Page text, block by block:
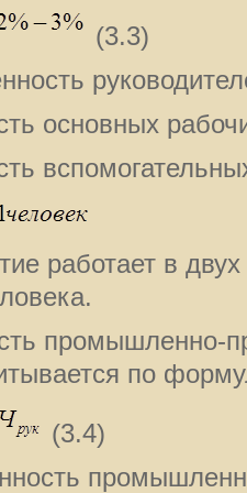
(3.3)
основных
работает в
промышленно-
по
(3.4)